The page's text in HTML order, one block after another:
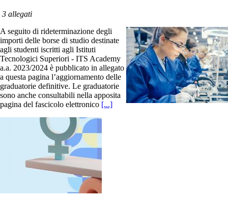
3 allegati
A seguito di rideterminazione degli
importi delle borse di studio destinate
agli studenti iscritti agli Istituti
Tecnologici Superiori - ITS Academy
a.a. 2023/2024 è pubblicato in allegato
a questa pagina l’aggiornamento delle
graduatorie definitive. Le graduatorie
sono anche consultabili nella apposita
pagina del fascicolo elettronico [...]